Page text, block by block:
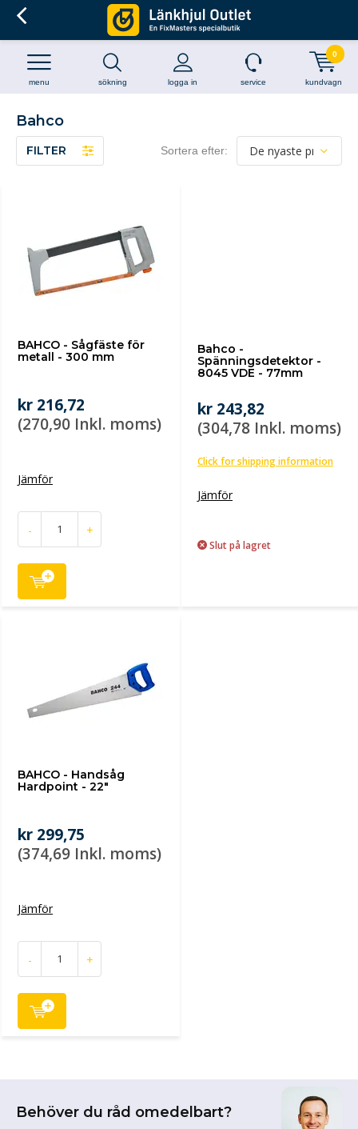
sökning logga in
menu service kundvagn
0
Bahco
FILTER Sortera efter:
BAHCO - Sågfäste för
metall - 300 mm
kr 216,72
(270,90 Inkl. moms)
Jämför
- +
Bahco -
Spänningsdetektor -
8045 VDE - 77mm
kr 243,82
(304,78 Inkl. moms)
Click for shipping information
Jämför
Slut på lagret
BAHCO - Handsåg
Hardpoint - 22"
kr 299,75
(374,69 Inkl. moms)
Jämför
- +
Behöver du råd omedelbart?